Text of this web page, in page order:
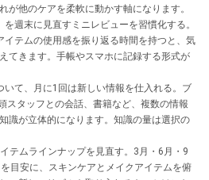
が他のケアを柔軟に動かす軸になります。
週末に見直すミニレビューを習慣化する。
テムの使用感を振り返る時間を持つと、気
てきます。手帳やスマホに記録する形式が
て、月に1回は新しい情報を仕入れる。ブ
スタッフとの会話、書籍など、複数の情報
識が立体的になります。知識の量は選択の
テムラインナップを見直す。3月・6月・9
目安に、スキンケアとメイクアイテムを俯